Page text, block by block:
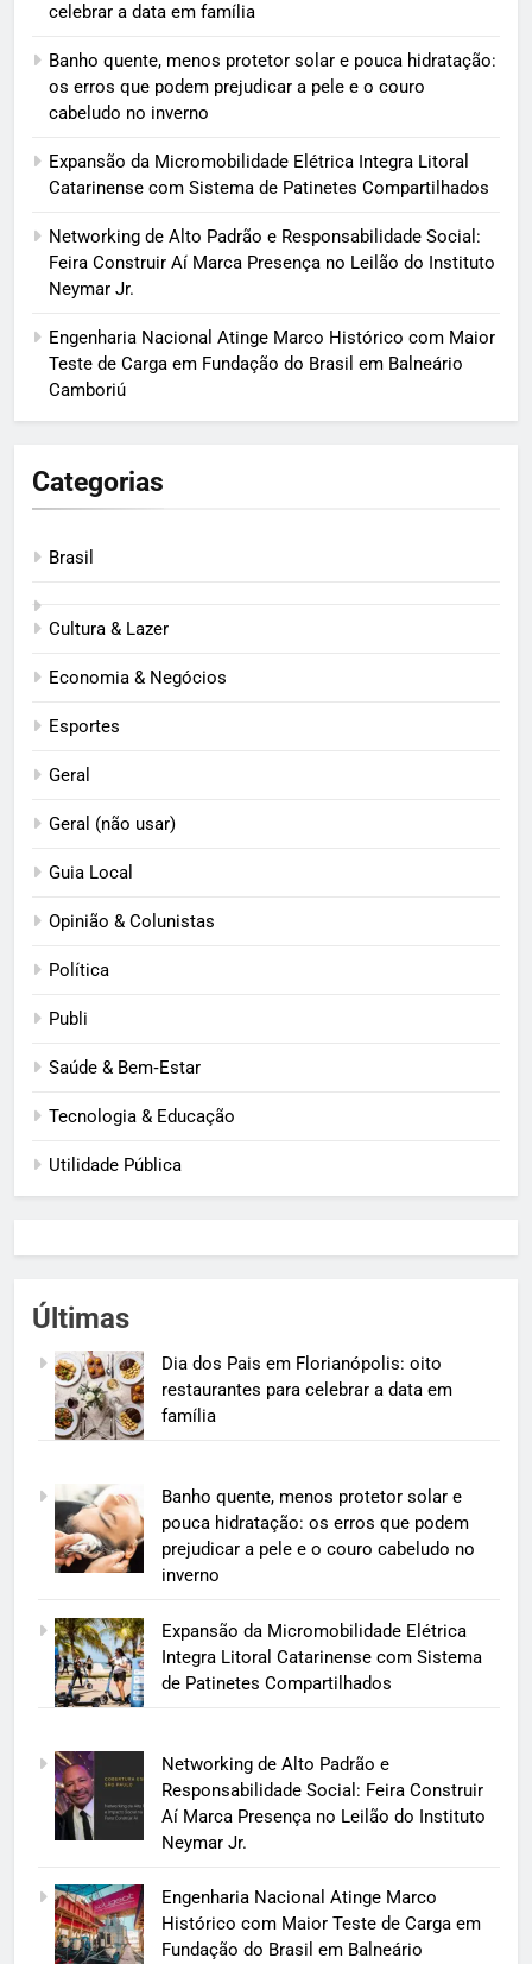
celebrar a data em família
Banho quente, menos protetor solar e pouca hidratação:
os erros que podem prejudicar a pele e o couro
cabeludo no inverno
Expansão da Micromobilidade Elétrica Integra Litoral
Catarinense com Sistema de Patinetes Compartilhados
Networking de Alto Padrão e Responsabilidade Social:
Feira Construir Aí Marca Presença no Leilão do Instituto
Neymar Jr.
Engenharia Nacional Atinge Marco Histórico com Maior
Teste de Carga em Fundação do Brasil em Balneário
Camboriú
Categorias
Brasil
Cultura & Lazer
Economia & Negócios
Esportes
Geral
Geral (não usar)
Guia Local
Opinião & Colunistas
Política
Publi
Saúde & Bem‑Estar
Tecnologia & Educação
Utilidade Pública
Últimas
Dia dos Pais em Florianópolis: oito
restaurantes para celebrar a data em
família
Banho quente, menos protetor solar e
pouca hidratação: os erros que podem
prejudicar a pele e o couro cabeludo no
inverno
Expansão da Micromobilidade Elétrica
Integra Litoral Catarinense com Sistema
de Patinetes Compartilhados
Networking de Alto Padrão e
Responsabilidade Social: Feira Construir
Aí Marca Presença no Leilão do Instituto
Neymar Jr.
Engenharia Nacional Atinge Marco
Histórico com Maior Teste de Carga em
Fundação do Brasil em Balneário